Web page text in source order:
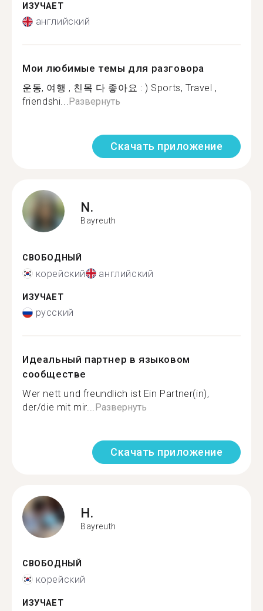
ИЗУЧАЕТ
английский
Мои любимые темы для разговора
운동, 여행 , 친목 다 좋아요 : ) Sports, Travel ,
friendshi...Развернуть
Скачать приложение
N.
Bayreuth
СВОБОДНЫЙ
корейский английский
ИЗУЧАЕТ
русский
Идеальный партнер в языковом
сообществе
Wer nett und freundlich ist Ein Partner(in),
der/die mit mir...Развернуть
Скачать приложение
H.
Bayreuth
СВОБОДНЫЙ
корейский
ИЗУЧАЕТ